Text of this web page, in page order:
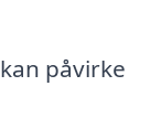
påvirke